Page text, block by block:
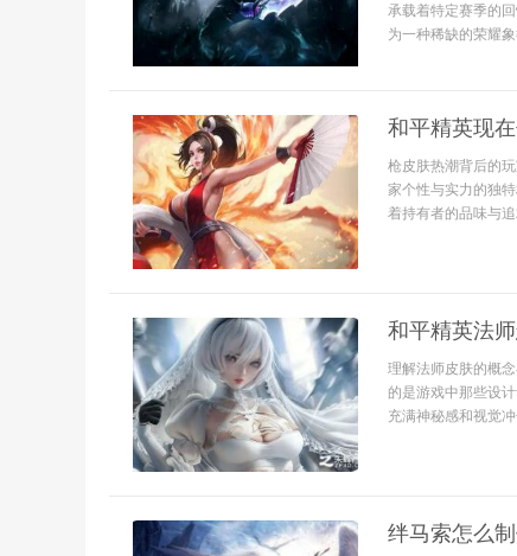
承载着特定赛季的
为一种稀缺的荣耀
和平精英现
枪皮肤热潮背后的
家个性与实力的独
着持有者的品味与
和平精英法
理解法师皮肤的概
的是游戏中那些设
充满神秘感和视觉
绊马索怎么